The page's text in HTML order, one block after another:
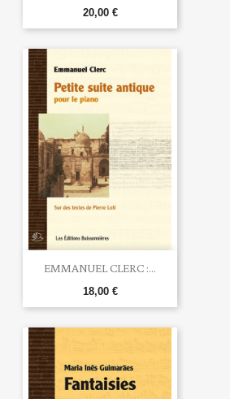
20,00 €
EMMANUEL CLERC :...
18,00 €